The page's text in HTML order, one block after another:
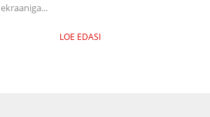
ekraaniga...
LOE EDASI